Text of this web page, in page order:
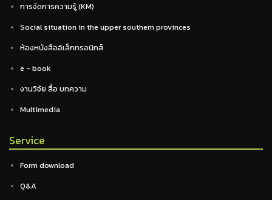
การจัดการความรู้ (KM)
Social situation in the upper southern provinces
ห้องหนังสืออิเล็กทรอนิกส์
e - book
งานวิจัย สื่อ บทความ
Multimedia
Service
Form download
Q&A